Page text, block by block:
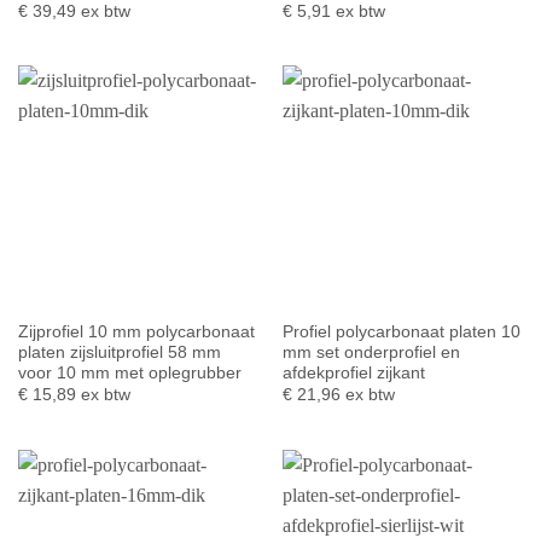
€39,49 ex btw €5,91 ex btw
Zijprofiel 10 mm polycarbonaat
platen zijsluitprofiel 58 mm
voor 10 mm met oplegrubber
€15,89 ex btw
Profiel polycarbonaat platen 10
mm set onderprofiel en
afdekprofiel zijkant
€21,96 ex btw